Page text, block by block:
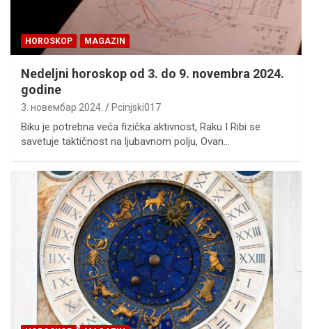
HOROSKOP MAGAZIN
Nedeljni horoskop od 3. do 9. novembra 2024.
godine
3. новембар 2024. Pcinjski017
Biku je potrebna veća fizička aktivnost, Raku I Ribi se
savetuje taktičnost na ljubavnom polju, Ovan…